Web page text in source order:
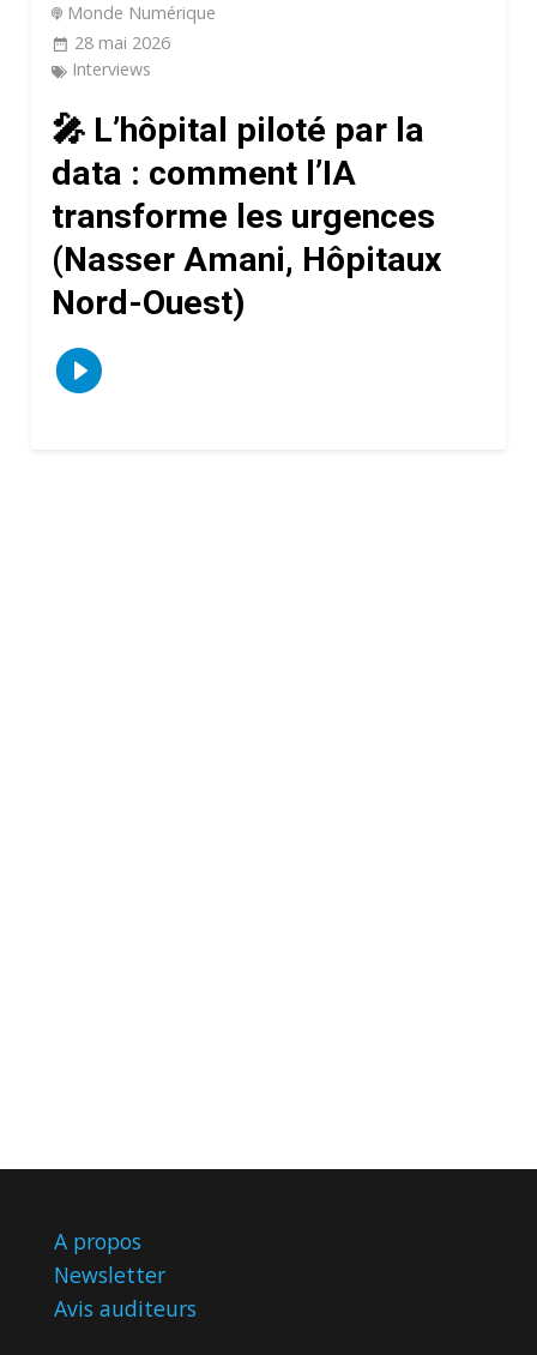
Monde Numérique
28 mai 2026
Interviews
🎤 L’hôpital piloté par la
data : comment l’IA
transforme les urgences
(Nasser Amani, Hôpitaux
Nord-Ouest)
A propos
Newsletter
Avis auditeurs